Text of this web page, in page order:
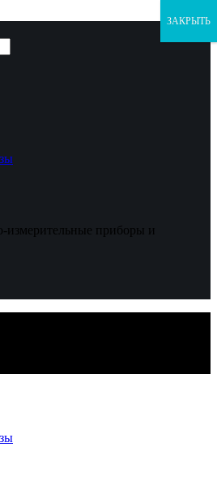
измерительные приборы и
ЗАКРЫТЬ